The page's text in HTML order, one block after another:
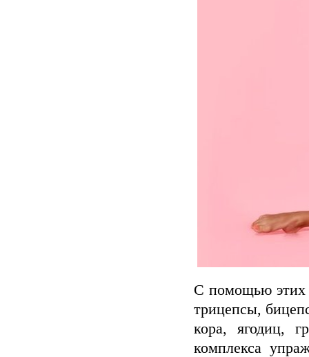
С помощью этих
трицепсы,
кора, ягодиц,
комплекса